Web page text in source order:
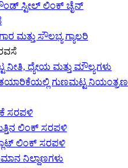
ಸ್ಟೀಲ್ ಲಿಂಕ್ ಚೈನ್
ಮತ್ತು ಸೌಲಭ್ಯ ಗ್ಯಾಲರಿ
ನೀತಿ, ಧ್ಯೇಯ ಮತ್ತು ಮೌಲ್ಯಗಳು
ಗುಣಮಟ್ಟ ನಿಯಂತ್ರಣ
ಸರಪಳಿ
ಲಿಂಕ್ ಸರಪಳಿ
ಲಿಂಕ್ ಸರಪಳಿ
ನಿಲ್ದಾಣಗಳು